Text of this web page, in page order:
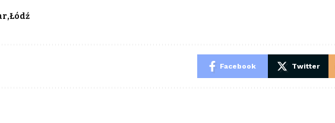
Łódź
Facebook Twitter